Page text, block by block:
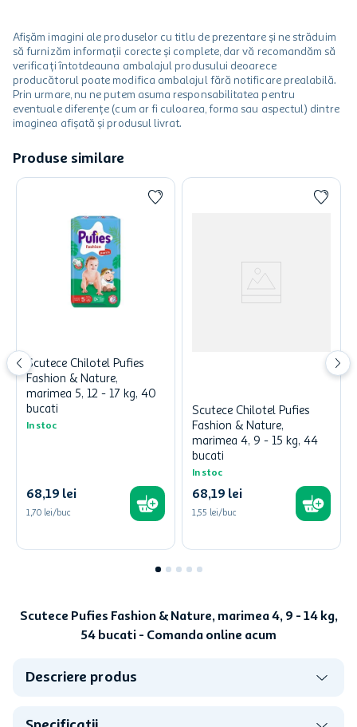
Afișăm imagini ale produselor cu titlu de prezentare și ne străduim
să furnizăm informații corecte și complete, dar vă recomandăm să
verificați întotdeauna ambalajul produsului deoarece
producătorul poate modifica ambalajul fără notificare prealabilă.
Prin urmare, nu ne putem asuma responsabilitatea pentru
eventuale diferențe (cum ar fi culoarea, forma sau aspectul) dintre
imaginea afișată și produsul livrat.
Produse similare
Scutece Chilotel Pufies
Fashion & Nature,
marimea 5, 12 - 17 kg, 40
bucati
In stoc
68,19 lei
1,70 lei/buc
Scutece Chilotel Pufies
Fashion & Nature,
marimea 4, 9 - 15 kg, 44
bucati
In stoc
68,19 lei
1,55 lei/buc
Scutece Pufies Fashion & Nature, marimea 4, 9 - 14 kg,
54 bucati - Comanda online acum
Descriere produs